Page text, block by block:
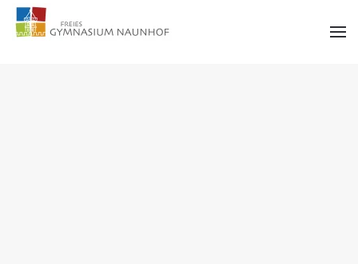
Zum Hauptinhalt springen